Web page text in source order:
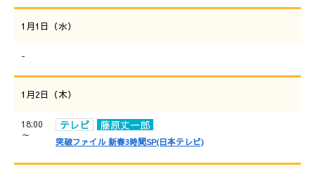
1月1日（水）
-
1月2日（木）
18:00
～
テレビ 藤原丈一郎
突破ファイル 新春3時間SP(日本テレビ)